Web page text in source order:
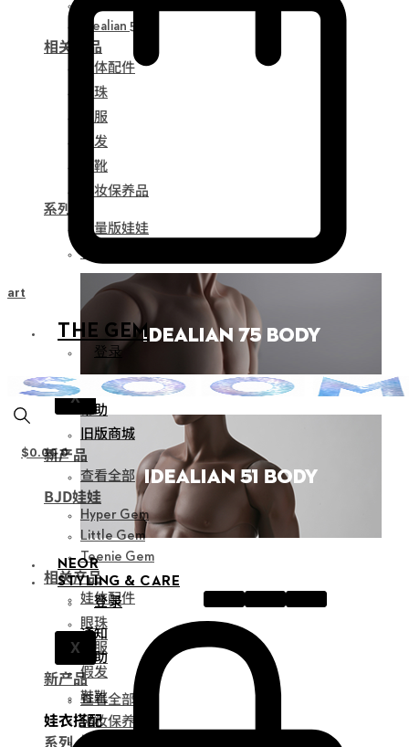
Idealian 51
相关产品
娃体配件
眼珠
衣服
假发
鞋靴
化妆保养品
系列
限量版娃娃
特别版娃娃
NEOR
STYLING & CARE
登录
X
通知
帮助
新产品
查看全部
娃衣搭配
娃衣风尚
THE GEM
登录
X
通知
帮助
旧版商城
新产品
查看全部
BJD娃娃
Hyper Gem
Little Gem
Teenie Gem
相关产品
娃体配件
眼珠
衣服
假发
鞋靴
化妆保养品
系列
$0.00 0